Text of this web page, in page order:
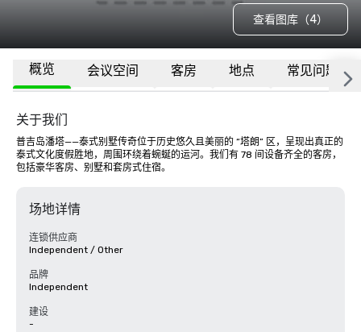
查看图库（4）
概览 会议空间 客房 地点 常见问题
关于我们
普吉岛潘塔——泰式别墅传奇位于历史悠久且美丽的 “塔朗” 区，呈现出真正的
泰式文化度假胜地，周围环绕着蜿蜒的运河。我们有 78 间设备齐全的客房，
包括豪华客房、别墅和套房式住宿。
场地详情
连锁供应商
Independent / Other
品牌
Independent
建设
-